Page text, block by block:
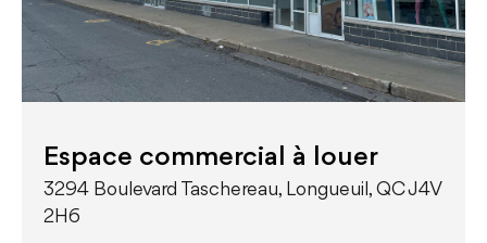
Espace commercial à louer
3294 Boulevard Taschereau, Longueuil, QC J4V
2H6